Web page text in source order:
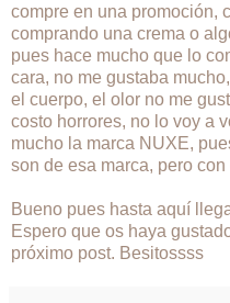
compre en una promoción,
comprando una crema o
pues hace mucho que lo
cara, no me gustaba
el cuerpo, el olor no me
costo horrores, no lo voy a
mucho la marca NUXE,
son de esa marca, pero
Bueno pues hasta aquí
Espero que os haya
próximo post. Besitossss